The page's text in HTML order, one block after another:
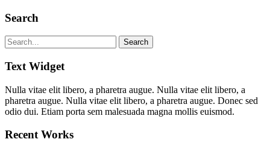
Search
Text Widget
Nulla vitae elit libero, a pharetra augue. Nulla vitae elit libero, a
pharetra augue. Nulla vitae elit libero, a pharetra augue. Donec sed
odio dui. Etiam porta sem malesuada magna mollis euismod.
Recent Works